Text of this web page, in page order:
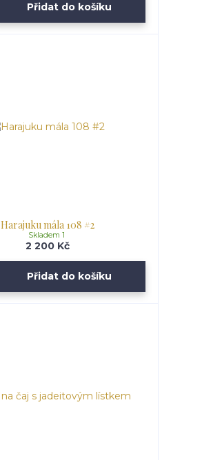
Přidat do košíku
Harajuku mála 108 #2
2 200 Kč
Skladem 1
Přidat do košíku